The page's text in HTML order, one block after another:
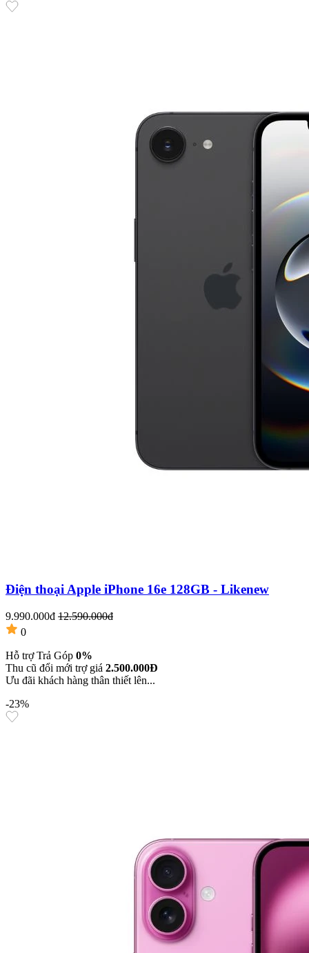
Điện thoại Apple iPhone 16e 128GB - Likenew
9.990.000đ 12.590.000đ
0
Hỗ trợ Trả Góp 0%
Thu cũ đổi mới trợ giá 2.500.000Đ
Ưu đãi khách hàng thân thiết lên...
-23%